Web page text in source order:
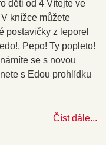
děti od 4 Vítejte ve
knížce můžete
postavičky z leporel
Pepo! Ty popleto!
se s novou
s Edou prohlídku
Číst dále...